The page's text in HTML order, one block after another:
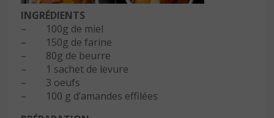
INGRÉDIENTS
– 100g de miel
– 150g de farine
– 80g de beurre
– 1 sachet de levure
– 3 oeufs
– 100 g d’amandes effilées